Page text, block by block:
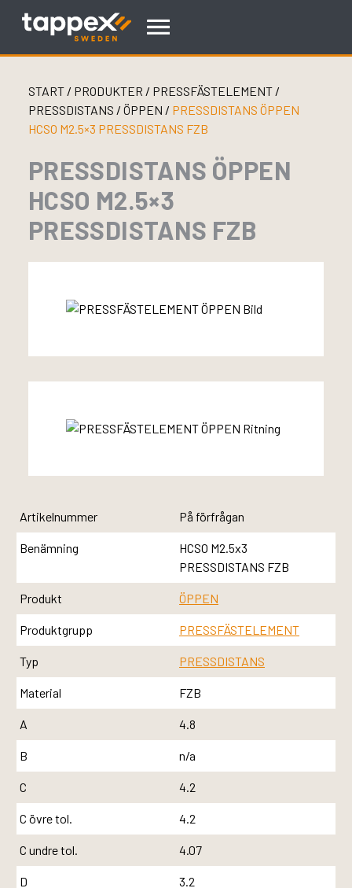
START/ PRODUKTER / PRESSFÄSTELEMENT /
PRESSDISTANS / ÖPPEN / PRESSDISTANS ÖPPEN
HCSO M2.5×3 PRESSDISTANS FZB
PRESSDISTANS ÖPPEN
HCSO M2.5×3
PRESSDISTANS FZB
Artikelnummer På förfrågan
Benämning
HCSO M2.5x3
PRESSDISTANS FZB
Produkt ÖPPEN
Produktgrupp PRESSFÄSTELEMENT
Typ PRESSDISTANS
Material FZB
A 4.8
B n/a
C 4.2
C övre tol. 4.2
C undre tol. 4.07
D 3.2